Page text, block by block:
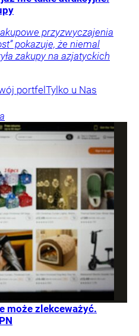
przyzwyczajenia
pokazuje, że niemal
zakupy na azjatyckich
portfelTylko u Nas
może zlekceważyć.